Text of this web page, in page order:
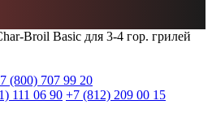
Broil Basic для 3-4 гор. грилей
(800) 707 99 20
111 06 90 +7 (812) 209 00 15